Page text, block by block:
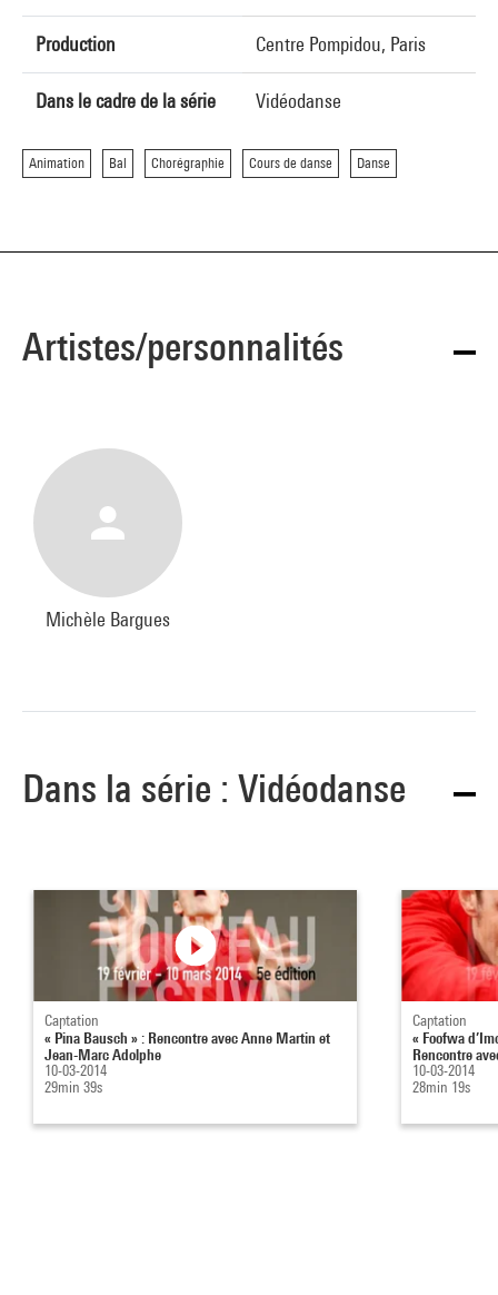
Production Centre Pompidou, Paris
Dans le cadre de la série Vidéodanse
Animation Bal Chorégraphie Cours de danse Danse
Artistes/personnalités
Michèle Bargues
Dans la série : Vidéodanse
Captation
« Pina Bausch » : Rencontre avec Anne Martin et
Jean-Marc Adolphe
10-03-2014
29min 39s
Captation
« Foofwa
Rencontre
10-03-2014
28min 19s